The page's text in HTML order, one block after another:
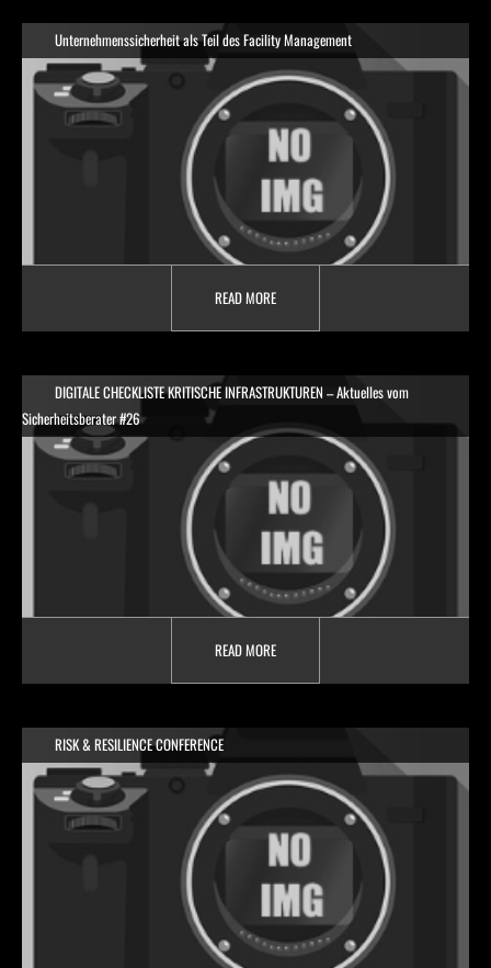
Unternehmenssicherheit als Teil des Facility Management
READ MORE
DIGITALE CHECKLISTE KRITISCHE INFRASTRUKTUREN – Aktuelles vom
Sicherheitsberater #26
READ MORE
RISK & RESILIENCE CONFERENCE